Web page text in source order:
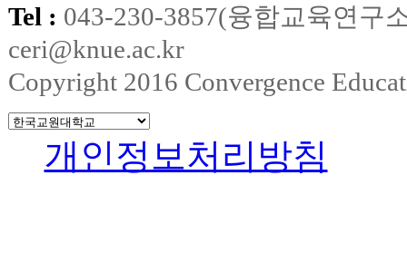
Tel : 043-230-3857(융합교육연
ceri@knue.ac.kr
Copyright 2016 Convergence
개인정보처리방침